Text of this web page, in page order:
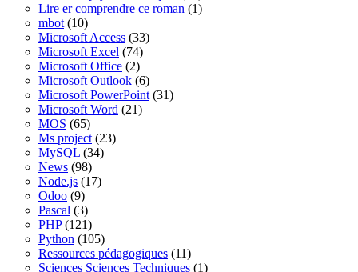
Lire er comprendre ce roman (1)
mbot (10)
Microsoft Access (33)
Microsoft Excel (74)
Microsoft Office (2)
Microsoft Outlook (6)
Microsoft PowerPoint (31)
Microsoft Word (21)
MOS (65)
Ms project (23)
MySQL (34)
News (98)
Node.js (17)
Odoo (9)
Pascal (3)
PHP(121)
Python (105)
Ressources pédagogiques (11)
Sciences Sciences Techniques (1)